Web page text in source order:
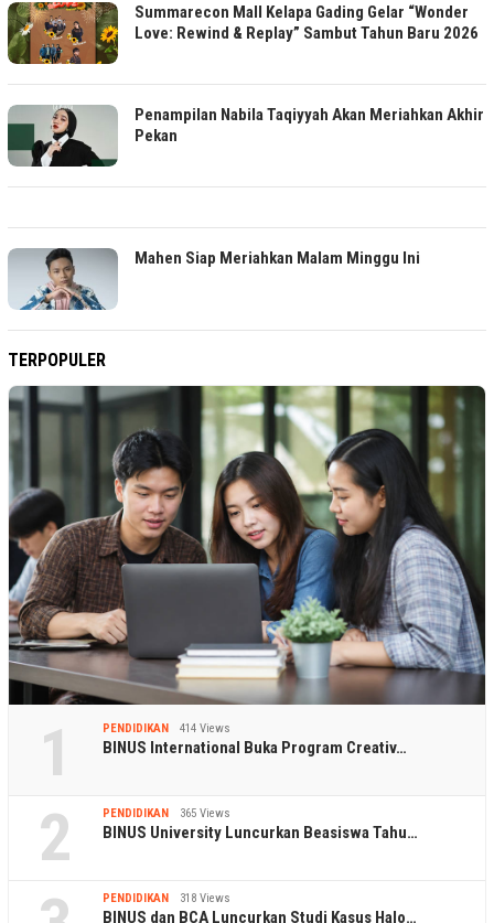
Summarecon Mall Kelapa Gading Gelar “Wonder
Love: Rewind & Replay” Sambut Tahun Baru 2026
Penampilan Nabila Taqiyyah Akan Meriahkan Akhir
Pekan
Mahen Siap Meriahkan Malam Minggu Ini
TERPOPULER
1 PENDIDIKAN 414 Views
BINUS International Buka Program Creativ…
2 PENDIDIKAN 365 Views
BINUS University Luncurkan Beasiswa Tahu…
PENDIDIKAN 318 Views
BINUS dan BCA Luncurkan Studi Kasus Halo…